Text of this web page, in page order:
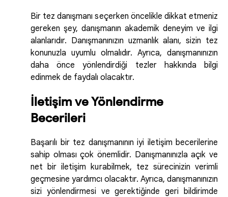
Bir tez danışmanı seçerken öncelikle dikkat etmeniz
gereken şey, danışmanın akademik deneyim ve ilgi
alanlarıdır. Danışmanınızın uzmanlık alanı, sizin tez
konunuzla uyumlu olmalıdır. Ayrıca, danışmanınızın
daha önce yönlendirdiği tezler hakkında bilgi
edinmek de faydalı olacaktır.
İletişim ve Yönlendirme
Becerileri
Başarılı bir tez danışmanının iyi iletişim becerilerine
sahip olması çok önemlidir. Danışmanınızla açık ve
net bir iletişim kurabilmek, tez sürecinizin verimli
geçmesine yardımcı olacaktır. Ayrıca, danışmanınızın
sizi yönlendirmesi ve gerektiğinde geri bildirimde